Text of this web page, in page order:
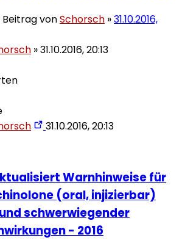
vonSchorsch »31.10.2016,
»31.10.2016, 20:13
31.10.2016, 20:13
Warnhinweise für
(oral, injizierbar)
schwerwiegender
- 2016